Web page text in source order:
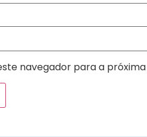
navegador para a